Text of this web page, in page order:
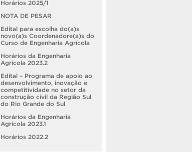
Horários 2025/1
NOTA DE PESAR
Edital para escolha do(a)s
novo(a)s Coordenadore(a)s do
Curso de Engenharia Agrícola
Horários da Engenharia
Agrícola 2023.2
Edital – Programa de apoio ao
desenvolvimento, inovação e
competitividade no setor da
construção civil da Região Sul
do Rio Grande do Sul
Horários da Engenharia
Agrícola 2023.1
Horários 2022.2